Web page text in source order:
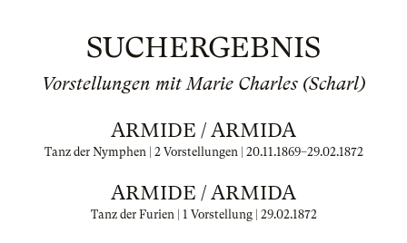
SUCHERGEBNIS
Vorstellungen mit Marie Charles (Scharl)
ARMIDE / ARMIDA
Tanz der Nymphen | 2 Vorstellungen | 20.11.1869–29.02.1872
ARMIDE / ARMIDA
Tanz der Furien | 1 Vorstellung | 29.02.1872